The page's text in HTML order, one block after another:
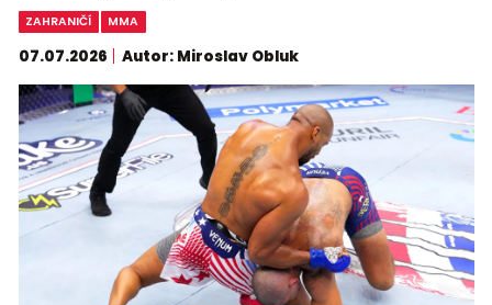
ZAHRANIČÍ MMA
07.07.2026 Autor: Miroslav Obluk